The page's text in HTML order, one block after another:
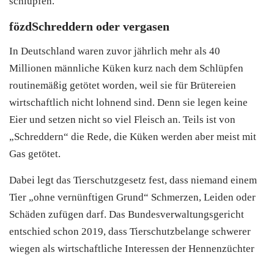
fözdSchreddern oder vergasen
In Deutschland waren zuvor jährlich mehr als 40
Millionen männliche Küken kurz nach dem Schlüpfen
routinemäßig getötet worden, weil sie für Brütereien
wirtschaftlich nicht lohnend sind. Denn sie legen keine
Eier und setzen nicht so viel Fleisch an. Teils ist von
„Schreddern“ die Rede, die Küken werden aber meist mit
Gas getötet.
Dabei legt das Tierschutzgesetz fest, dass niemand einem
Tier „ohne vernünftigen Grund“ Schmerzen, Leiden oder
Schäden zufügen darf. Das Bundesverwaltungsgericht
entschied schon 2019, dass Tierschutzbelange schwerer
wiegen als wirtschaftliche Interessen der Hennenzüchter